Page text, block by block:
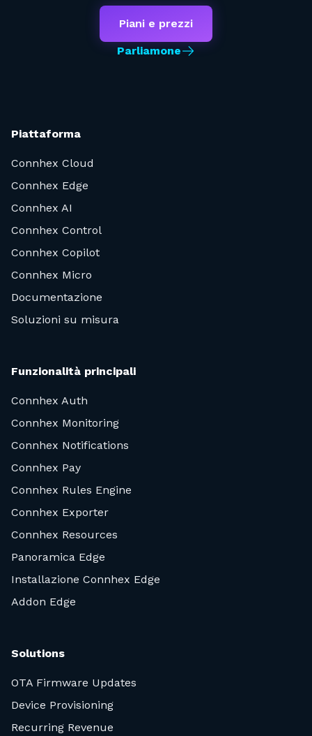
Piani e prezzi
Parliamone
Piattaforma
Connhex Cloud
Connhex Edge
Connhex AI
Connhex Control
Connhex Copilot
Connhex Micro
Documentazione
Soluzioni su misura
Funzionalità principali
Connhex Auth
Connhex Monitoring
Connhex Notifications
Connhex Pay
Connhex Rules Engine
Connhex Exporter
Connhex Resources
Panoramica Edge
Installazione Connhex Edge
Addon Edge
Solutions
OTA Firmware Updates
Device Provisioning
Recurring Revenue